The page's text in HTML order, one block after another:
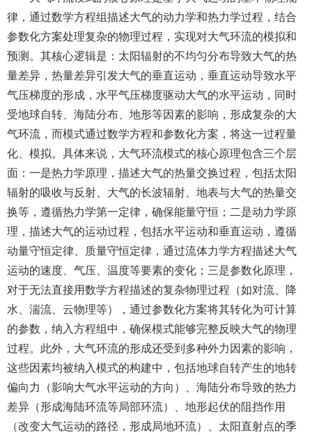
律，通过数学方程组描述大气的动力学和热力学过程，结合
参数化方案处理复杂的物理过程，实现对大气环流的模拟和
预测。其核心逻辑是：太阳辐射的不均匀分布导致大气的热
量差异，热量差异引发大气的垂直运动，垂直运动导致水平
气压梯度的形成，水平气压梯度驱动大气的水平运动，同时
受地球自转、海陆分布、地形等因素的影响，形成复杂的大
气环流，而模式通过数学方程和参数化方案，将这一过程量
化、模拟。具体来说，大气环流模式的核心原理包含三个层
面：一是热力学原理，描述大气的热量交换过程，包括太阳
辐射的吸收与反射、大气的长波辐射、地表与大气的热量交
换等，遵循热力学第一定律，确保能量守恒；二是动力学原
理，描述大气的运动过程，包括水平运动和垂直运动，遵循
动量守恒定律、质量守恒定律，通过流体力学方程描述大气
运动的速度、气压、温度等要素的变化；三是参数化原理，
对于无法直接用数学方程描述的复杂物理过程（如对流、降
水、湍流、云物理等），通过参数化方案将其转化为可计算
的参数，纳入方程组中，确保模式能够完整反映大气的物理
过程。此外，大气环流的形成还受到多种外力因素的影响，
这些因素均被纳入模式的构建中，包括地球自转产生的地转
偏向力（影响大气水平运动的方向）、海陆分布导致的热力
差异（形成海陆环流等局部环流）、地形起伏的阻挡作用
（改变大气运动的路径，形成局地环流）、太阳直射点的季
取消 继续